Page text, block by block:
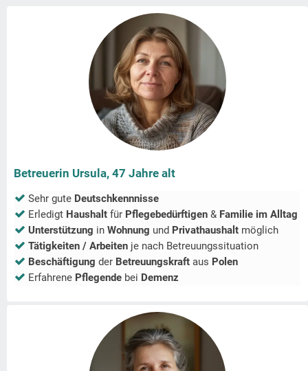
Betreuerin Ursula, 47 Jahre alt
Sehr gute Deutschkennnisse
Erledigt Haushalt für Pflegebedürftigen & Familie im Alltag
Unterstützung in Wohnung und Privathaushalt möglich
Tätigkeiten / Arbeiten je nach Betreuungssituation
Beschäftigung der Betreuungskraft aus Polen
Erfahrene Pflegende bei Demenz